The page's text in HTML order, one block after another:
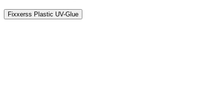
Fixxerss Plastic UV-Glue